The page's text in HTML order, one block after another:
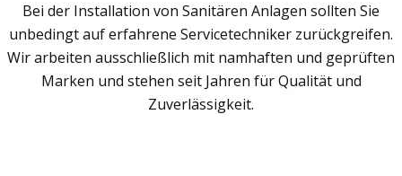
Bei der Installation von Sanitären Anlagen sollten Sie
unbedingt auf erfahrene Servicetechniker zurückgreifen.
Wir arbeiten ausschließlich mit namhaften und geprüften
Marken und stehen seit Jahren für Qualität und
Zuverlässigkeit.